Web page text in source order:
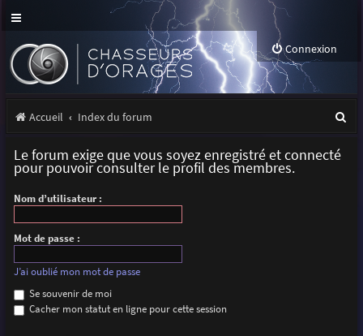
Connexion
Accueil Index du forum
Le forum exige que vous soyez enregistré et connecté
pour pouvoir consulter le profil des membres.
Nom d’utilisateur :
Mot de passe :
J’ai oublié mon mot de passe
Se souvenir de moi
Cacher mon statut en ligne pour cette session